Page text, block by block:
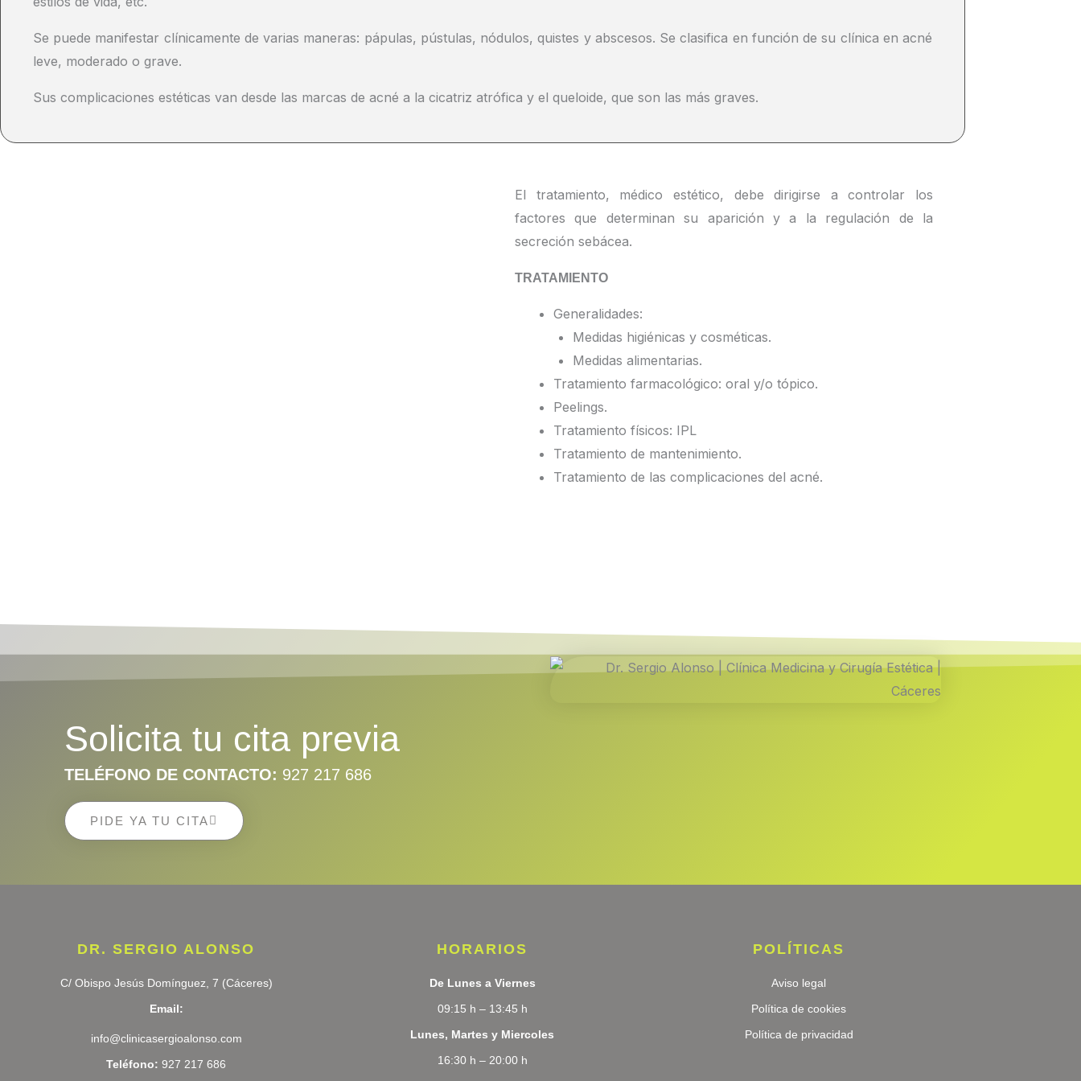
Se puede manifestar clínicamente de varias maneras: pápulas, pústulas, nódulos, quistes y abscesos. Se clasifica en función de su clínica en acné
leve, moderado o grave.
Sus complicaciones estéticas van desde las marcas de acné a la cicatriz atrófica y el queloide, que son las más graves.
El tratamiento, médico estético, debe dirigirse a controlar los
factores que determinan su aparición y a la regulación de la
secreción sebácea.
TRATAMIENTO
Generalidades:
Medidas higiénicas y cosméticas.
Medidas alimentarias.
Tratamiento farmacológico: oral y/o tópico.
Peelings.
Tratamiento físicos: IPL
Tratamiento de mantenimiento.
Tratamiento de las complicaciones del acné.
Solicita tu cita previa
TELÉFONO DE CONTACTO: 927 217 686
PIDE YA TU CITA
DR. SERGIO ALONSO
C/ Obispo Jesús Domínguez, 7 (Cáceres)
Email:
info@clinicasergioalonso.com
Teléfono: 927 217 686
HORARIOS
De Lunes a Viernes
09:15 h – 13:45 h
Lunes, Martes y Miercoles
16:30 h – 20:00 h
POLÍTICAS
Aviso legal
Política de cookies
Política de privacidad